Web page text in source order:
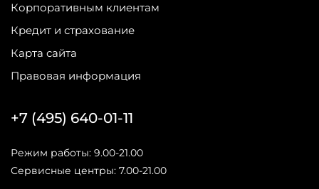
Корпоративным клиентам
Кредит и страхование
Карта сайта
Правовая информация
+7 (495) 640-01-11
Режим работы: 9.00-21.00
Сервисные центры: 7.00-21.00